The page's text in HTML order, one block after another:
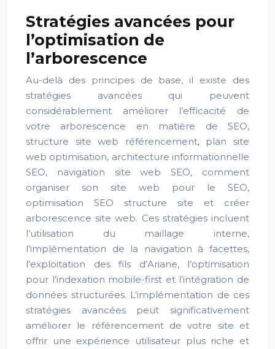
Stratégies avancées pour
l’optimisation de
l’arborescence
Au-delà des principes de base, il existe des
stratégies avancées qui peuvent
considérablement améliorer l’efficacité de
votre arborescence en matière de SEO,
structure site web référencement, plan site
web optimisation, architecture informationnelle
SEO, navigation site web SEO, comment
organiser son site web pour le SEO,
optimisation SEO structure site et créer
arborescence site web. Ces stratégies incluent
l’utilisation du maillage interne,
l’implémentation de la navigation à facettes,
l’exploitation des fils d’Ariane, l’optimisation
pour l’indexation mobile-first et l’intégration de
données structurées. L’implémentation de ces
stratégies avancées peut significativement
améliorer le référencement de votre site et
offrir une expérience utilisateur plus riche et